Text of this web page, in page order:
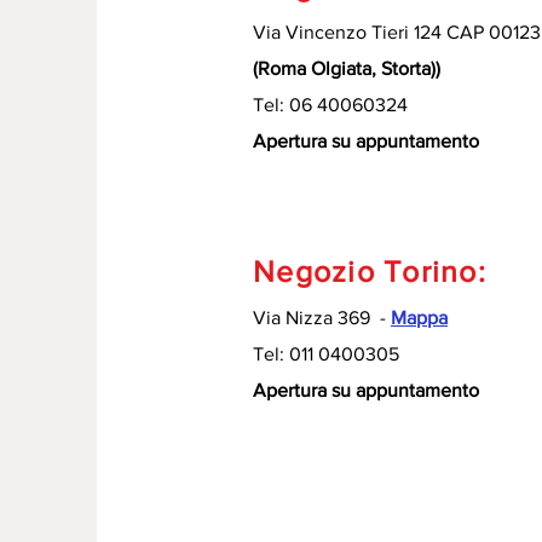
Via Vincenzo Tieri 124 CAP
(Roma Olgiata, Storta))
Tel: 06 40060324
Apertura su appuntamento
Negozio Torino:
Via Nizza 369 - Mappa
Tel: 011 0400305
Apertura su appuntamento